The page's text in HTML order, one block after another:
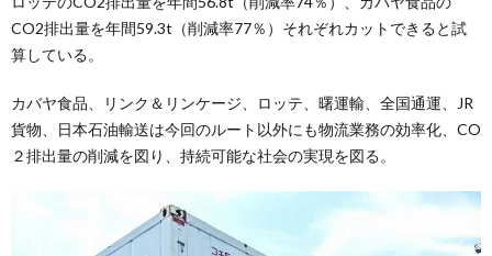
CO2排出量を年間59.3t（削減率77％）それぞれカットできると試
算している。
カバヤ食品、リンク＆リンケージ、ロッテ、曙運輸、全国通運、JR
貨物、日本石油輸送は今回のルート以外にも物流業務の効率化、CO
２排出量の削減を図り、持続可能な社会の実現を図る。